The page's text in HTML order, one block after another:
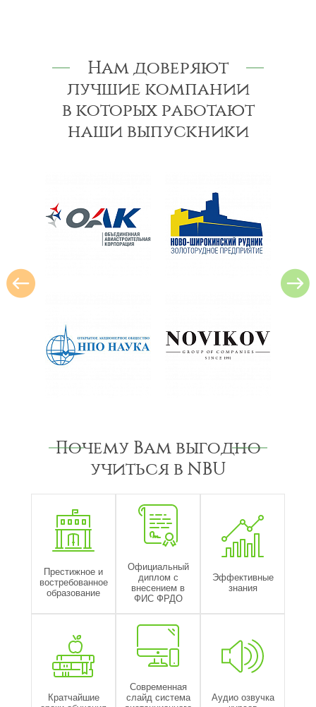
Нам доверяют
лучшие компании
в которых работают
наши выпускники
Почему Вам выгодно
учиться в NBU
Престижное и
востребованное
образование
Официальный
диплом с
внесением в
ФИС ФРДО
Эффективные
знания
Кратчайшие
Современная
слайд система Аудио озвучка